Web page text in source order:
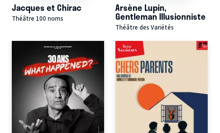
Jacques et Chirac
Théâtre 100 noms
Arsène Lupin,
Gentleman Illusionniste
Théâtre des Variétés